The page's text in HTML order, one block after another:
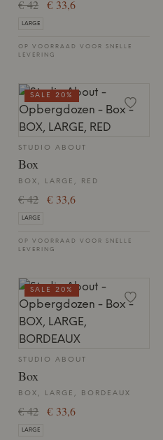
€ 42 € 33,6
LARGE
OP VOORRAAD VOOR SNELLE
LEVERING
STUDIO ABOUT
Box
BOX, LARGE, RED
€ 42 € 33,6
LARGE
OP VOORRAAD VOOR SNELLE
LEVERING
SALE 20%
STUDIO ABOUT
Box
BOX, LARGE, BORDEAUX
€ 42 € 33,6
LARGE
SALE 20%